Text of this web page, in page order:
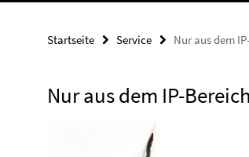
Startseite Service Nur aus dem
Nur aus dem IP-